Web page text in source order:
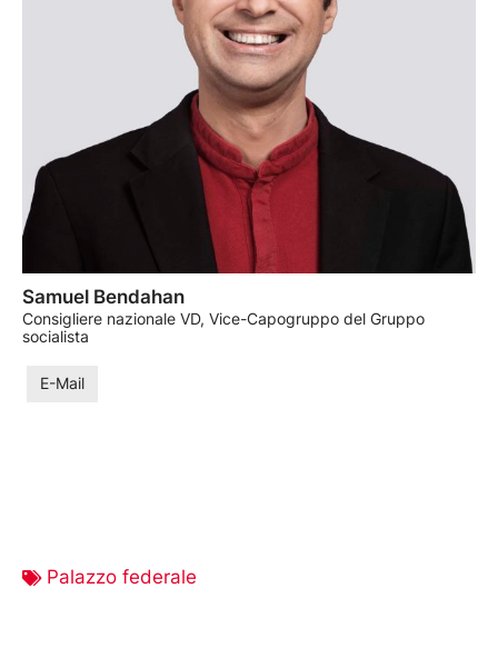
Samuel Bendahan
Consigliere nazionale VD, Vice-Capogruppo del Gruppo
socialista
E-Mail
Palazzo federale